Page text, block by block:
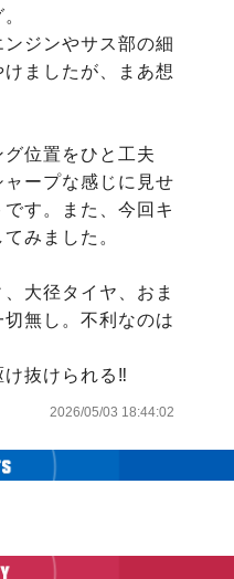
ジンやサス部の細
ましたが、まあ想
位置をひと工夫
ープな感じに見せ
す。また、今回キ
みました。
大径タイヤ、おま
無し。不利なのは
抜けられる‼︎
2026/05/03 18:44:02